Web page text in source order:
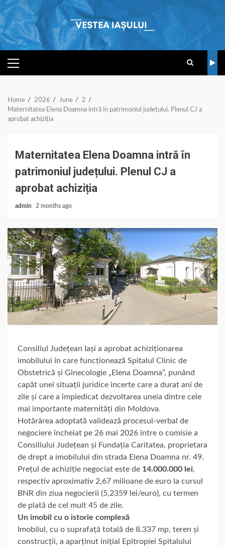
Skip
to
content
PRIMARY
MENU
Home 2026 June
2
Maternitatea Elena Doamna intră în patrimoniul județului. Plenul CJ a
aprobat achiziția
Maternitatea Elena Doamna intră în
patrimoniul județului. Plenul CJ a
aprobat achiziția
admin 2 months ago
Consiliul Județean Iași a aprobat achiziționarea
imobilului în care funcționează Spitalul Clinic de
Obstetrică și Ginecologie „Elena Doamna”, punând
capăt unei situații juridice incerte care a durat ani de
zile și care a împiedicat dezvoltarea uneia dintre cele
mai importante maternități din Moldova.
Hotărârea adoptată validează procesul-verbal de
negociere încheiat pe 26 mai 2026 între o comisie a
Consiliului Județean și Fundația Caritatea, proprietara
de drept a imobilului din strada Elena Doamna nr. 49.
Prețul de achiziție negociat este de 14.000.000 lei,
respectiv aproximativ 2,67 milioane de euro la cursul
BNR din ziua negocierii (5,2359 lei/euro), cu termen
de plată de cel mult 45 de zile.
Un imobil cu o istorie complexă
Imobilul, cu o suprafață totală de 8.337 mp, teren și
construcții, a aparținut inițial Epitropiei Spitalului